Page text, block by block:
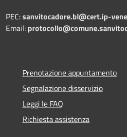
PEC:sanvitocadore.bl@cert.ip-
Email:
Prenotazione appuntamento
Segnalazione disservizio
Leggi le FAQ
Richiesta assistenza